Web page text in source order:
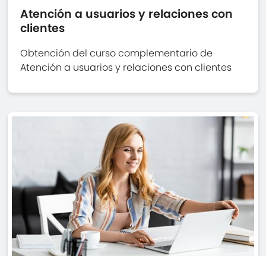
Atención a usuarios y relaciones con
clientes
Obtención del curso complementario de
Atención a usuarios y relaciones con clientes